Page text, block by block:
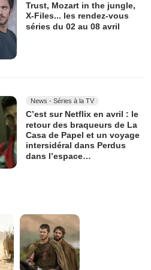
Trust, Mozart in the jungle,
X-Files... les rendez-vous
séries du 02 au 08 avril
News - Séries à la TV
C’est sur Netflix en avril : le
retour des braqueurs de La
Casa de Papel et un voyage
intersidéral dans Perdus
dans l’espace…